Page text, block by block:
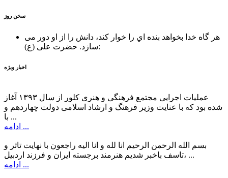
سخن روز
هر گاه خدا بخواهد بنده اي را خوار كند، دانش را از او دور می
سازد.حضرت علی (ع):
اخبار ویژه
عملیات اجرایی مجتمع فرهنگی و هنری کلور از سال ۱۳۹۳ آغاز
شده بود که با عنایت وزیر فرهنگ و ارشاد اسلامی دولت چهاردهم و
با ...
ادامه ...
بسم الله الرحمن الرحیم انا لله و انا الیه راجعون با نهایت تاثر و
تاسف باخبر شدیم هنرمند برجسته ایران و فرزند اردبیل، ...
ادامه ...